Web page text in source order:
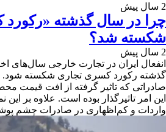
2 سال پیش
چرا در سال گذشته
شکسته شد؟
2 سال پیش
انفعال ایران در تجارت خارجی سال‌های
گذشته رکورد کسری تجاری شکسته شود.
صادراتی که تاثیر گرفته از افت قیمت
این امر تاثیرگذار بوده است. علاوه ‌بر
واردات و کم‌اظهاری در صادرات چشم